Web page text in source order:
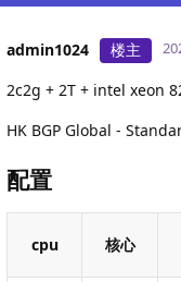
admin1024 楼主
2c2g + 2T + intel xeon
HK BGP Global -
配置
cpu 核心